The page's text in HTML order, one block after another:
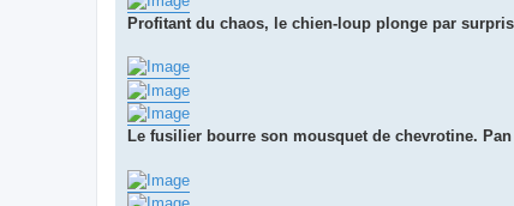
Profitant du chaos, le chien-loup plonge par
Le fusilier bourre son mousquet de chevrotine.